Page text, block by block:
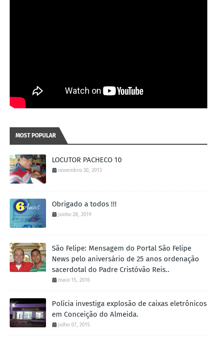
MOST POPULAR
LOCUTOR PACHECO 10
novembro 30, 2013
Obrigado a todos !!!
junho 28, 2019
São Felipe: Mensagem do Portal São Felipe
News pelo aniversário de 25 anos ordenação
sacerdotal do Padre Cristóvão Reis..
maio 15, 2016
Polícia investiga explosão de caixas eletrônicos
em Conceição do Almeida.
julho 07, 2015